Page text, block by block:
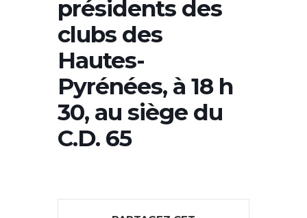
présidents des
clubs des
Hautes-
Pyrénées, à 18 h
30, au siège du
C.D. 65